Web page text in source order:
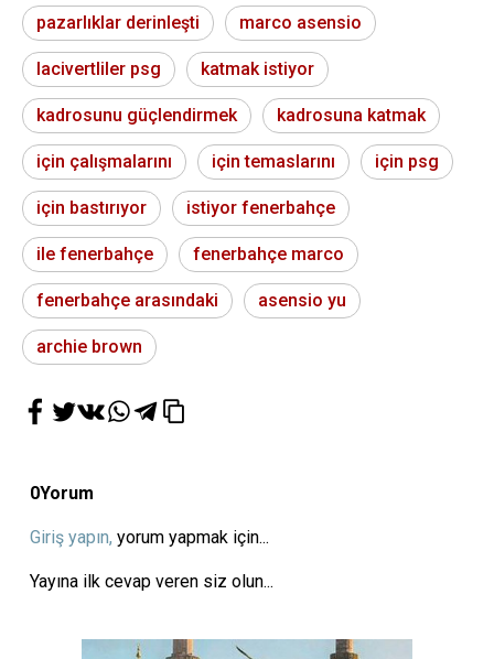
pazarlıklar derinleşti marco asensio
lacivertliler psg katmak istiyor
kadrosunu güçlendirmek kadrosuna katmak
için çalışmalarını için temaslarını için psg
için bastırıyor istiyor fenerbahçe
ile fenerbahçe fenerbahçe marco
fenerbahçe arasındaki asensio yu
archie brown
0Yorum
Giriş yapın, yorum yapmak için...
Yayına ilk cevap veren siz olun...